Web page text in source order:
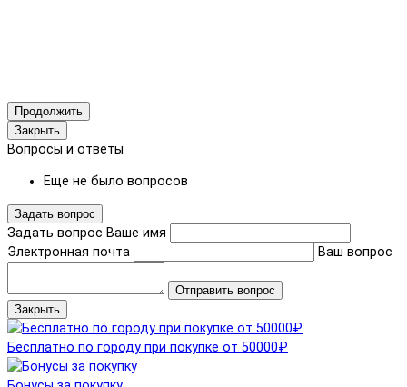
Продолжить
Закрыть
Вопросы и ответы
Еще не было вопросов
Задать вопрос
Задать вопрос Ваше имя
Электронная почта
Ваш вопрос
Отправить вопрос
Закрыть
Бесплатно по городу при покупке от 50000₽